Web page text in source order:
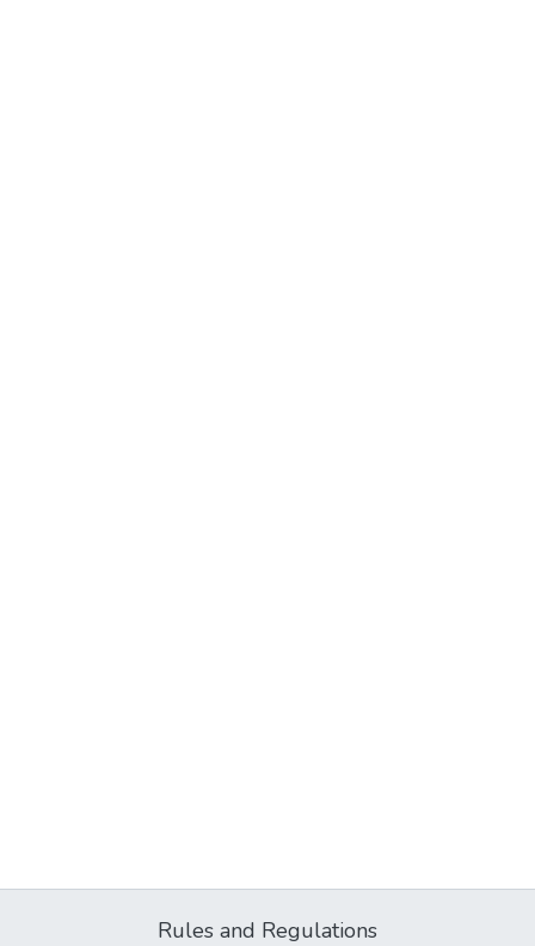
Rules and Regulations